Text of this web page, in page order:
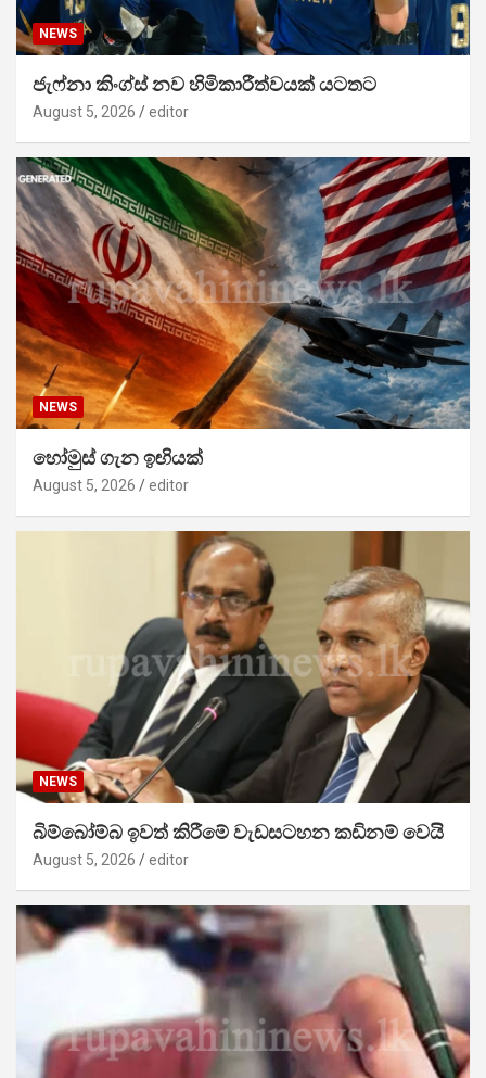
NEWS
ජැෆ්නා කිංග්ස් නව හිමිකාරීත්වයක් යටතට
August 5, 2026 editor
NEWS
හෝමුස් ගැන ඉඟියක්
August 5, 2026 editor
NEWS
බිම්බෝම්බ ඉවත් කිරීමේ වැඩසටහන කඩිනම් වෙයි
August 5, 2026 editor